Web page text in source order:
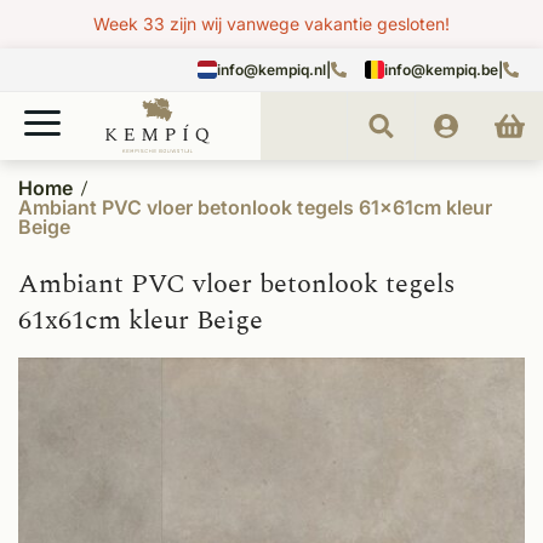
Week 33 zijn wij vanwege vakantie gesloten!
info@kempiq.nl info@kempiq.be
Home
Ambiant PVC vloer betonlook tegels 61x61cm kleur
Beige
Ambiant PVC vloer betonlook tegels
61x61cm kleur Beige